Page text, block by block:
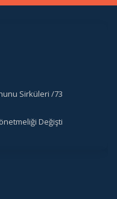
Sirküleri /73
Değişti